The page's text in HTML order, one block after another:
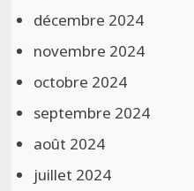
décembre 2024
novembre 2024
octobre 2024
septembre 2024
août 2024
juillet 2024